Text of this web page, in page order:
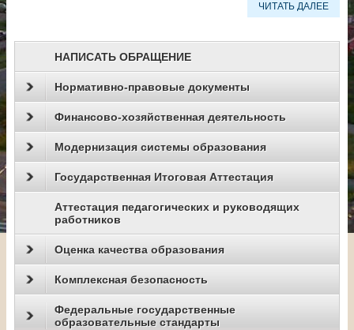
ЧИТАТЬ ДАЛЕЕ
НАПИСАТЬ ОБРАЩЕНИЕ
Нормативно-правовые документы
Финансово-хозяйственная деятельность
Модернизация системы образования
Государственная Итоговая Аттестация
Аттестация педагогических и руководящих
работников
Оценка качества образования
Комплексная безопасность
Федеральные государственные
образовательные стандарты